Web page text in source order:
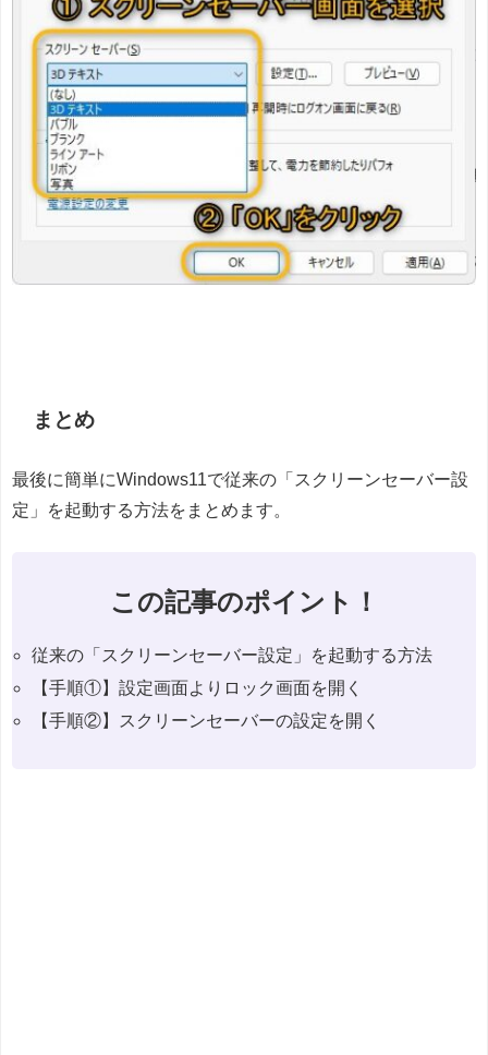
まとめ
最後に簡単にWindows11で従来の「スクリーンセーバー設
定」を起動する方法をまとめます。
この記事のポイント！
従来の「スクリーンセーバー設定」を起動する方法
【手順①】設定画面よりロック画面を開く
【手順②】スクリーンセーバーの設定を開く